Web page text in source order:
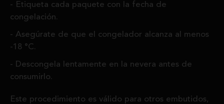
Etiqueta cada paquete con la fecha de
congelación.
Asegúrate de que el congelador alcanza al menos
-18 °C.
Descongela lentamente en la nevera antes de
consumirlo.
Este procedimiento es válido para otros embutidos,